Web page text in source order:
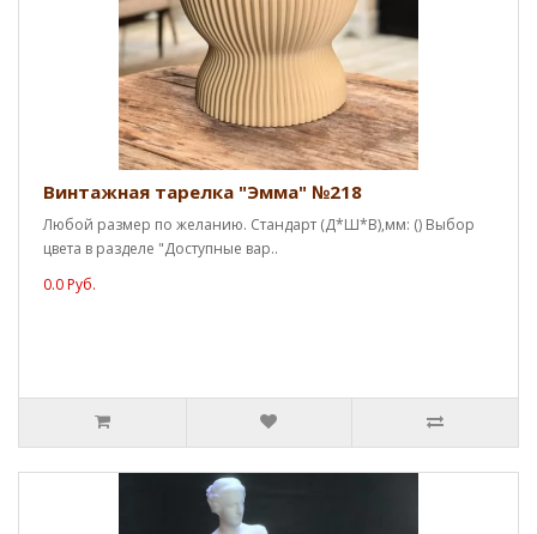
Винтажная тарелка "Эмма" №218
Любой размер по желанию. Стандарт (Д*Ш*В),мм: () Выбор
цвета в разделе "Доступные вар..
0.0 Руб.